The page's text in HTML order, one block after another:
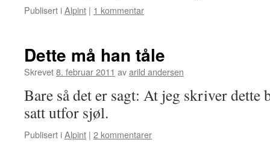
Publisert iAlpint | 1 kommentar
Dette må han tåle
Skrevet8. februar 2011 avarild andersen
Bare så det er sagt: At jeg skriver
satt utfor sjøl.
Publisert iAlpint | 2 kommentarer